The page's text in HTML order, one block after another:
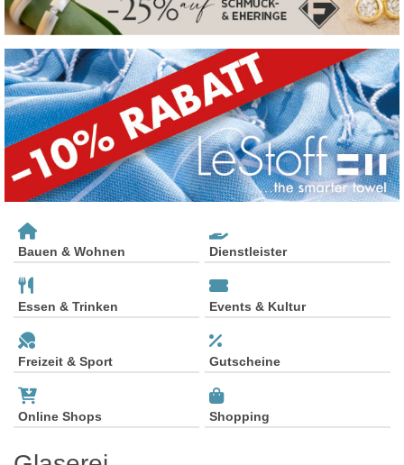
Bauen & Wohnen Dienstleister
Essen & Trinken Events & Kultur
Freizeit & Sport Gutscheine
Online Shops Shopping